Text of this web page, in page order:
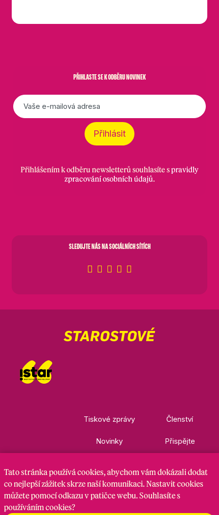
PŘIHLASTE SE K ODBĚRU NOVINEK
E-
mail
Přihlásit
Přihlášením k odběru newsletterů souhlasíte spravidly
zpracování osobních údajů.
SLEDUJTE NÁS NA SOCIÁLNÍCH SÍTÍCH
Tiskové zprávy
Novinky
Členství
Přispějte
Nastavení cookies GDPRRSS kanál
Tato stránkapoužívá cookies, abychom vám dokázali dodat
co nejlepší zážitek skrze naší komunikaci. Nastavit cookies
můžete pomocí odkazu v patičce webu. Souhlasíte s
používáním cookies?